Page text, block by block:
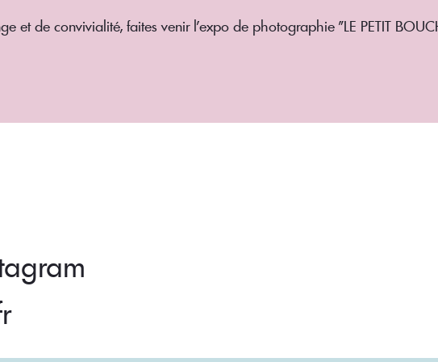
et de convivialité, faites venir l'expo de photographie "LE PETIT